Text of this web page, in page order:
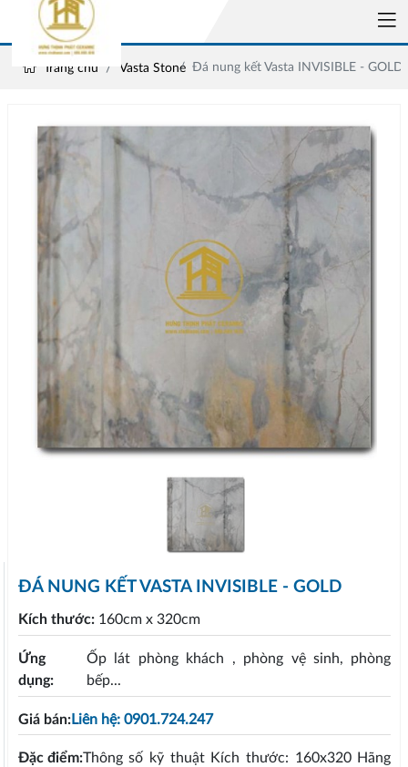
Trang chủ Vasta Stone Đá nung kết Vasta INVISIBLE - GOLD
ĐÁ NUNG KẾT VASTA INVISIBLE - GOLD
Kích thước: 160cm x 320cm
Ứng
dụng:
Ốp lát phòng khách , phòng vệ sinh, phòng
bếp...
Giá bán:Liên hệ: 0901.724.247
Đặc điểm:Thông số kỹ thuật Kích thước: 160x320 Hãng